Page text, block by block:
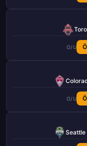
O/U
O/U